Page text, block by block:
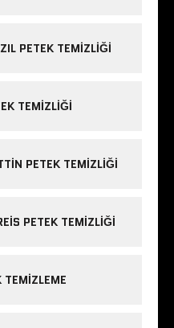
PETEK TEMIZLIĞI
TEMIZLIĞI
PETEK TEMIZLIĞI
PETEK TEMIZLIĞI
TEMIZLEME